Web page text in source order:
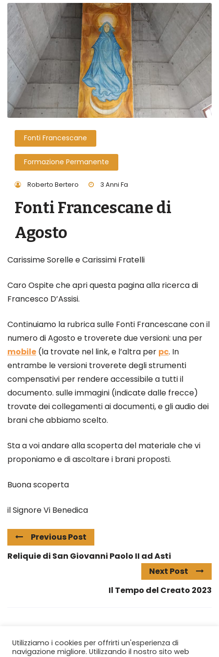
Fonti Francescane
Formazione Permanente
Roberto Bertero 3 Anni Fa
Fonti Francescane di
Agosto
Carissime Sorelle e Carissimi Fratelli
Caro Ospite che apri questa pagina alla ricerca di
Francesco D’Assisi.
Continuiamo la rubrica sulle Fonti Francescane con il
numero di Agosto e troverete due versioni: una per
mobile (la trovate nel link, e l’altra per pc. In
entrambe le versioni troverete degli strumenti
compensativi per rendere accessibile a tutti il
documento. sulle immagini (indicate dalle frecce)
trovate dei collegamenti ai documenti, e gli audio dei
brani che abbiamo scelto.
Sta a voi andare alla scoperta del materiale che vi
proponiamo e di ascoltare i brani proposti.
Buona scoperta
il Signore Vi Benedica
Previous Post
Reliquie di San Giovanni Paolo II ad Asti
Next Post
Il Tempo del Creato 2023
Utilizziamo i cookies per offrirti un'esperienza di
navigazione migliore. Utilizzando il nostro sito web